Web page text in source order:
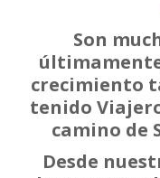
Son
crecimiento
tenido
camino de
Desde